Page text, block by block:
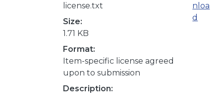
license.txt
Size:
1.71 KB
Format:
Item-specific license agreed
upon to submission
Description:
nloa
d